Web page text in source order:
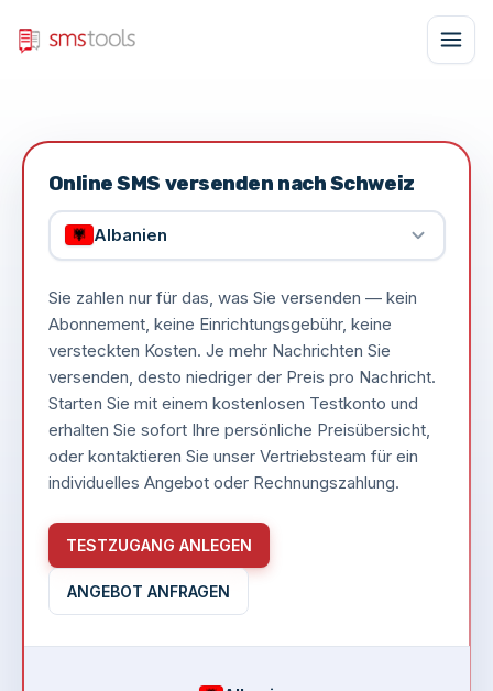
Online SMS versenden nach Schweiz
Albanien
Sie zahlen nur für das, was Sie versenden — kein
Abonnement, keine Einrichtungsgebühr, keine
versteckten Kosten. Je mehr Nachrichten Sie
versenden, desto niedriger der Preis pro Nachricht.
Starten Sie mit einem kostenlosen Testkonto und
erhalten Sie sofort Ihre persönliche Preisübersicht,
oder kontaktieren Sie unser Vertriebsteam für ein
individuelles Angebot oder Rechnungszahlung.
TESTZUGANG ANLEGEN
ANGEBOT ANFRAGEN